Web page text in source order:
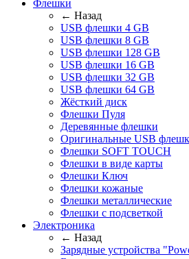
Флешки
← Назад
USB флешки 4 GB
USB флешки 8 GB
USB флешки 128 GB
USB флешки 16 GB
USB флешки 32 GB
USB флешки 64 GB
Жёсткий диск
Флешки Пуля
Деревянные флешки
Оригинальные USB
Флешки SOFT TOUCH
Флешки в виде карты
Флешки Ключ
Флешки кожаные
Флешки металлические
Флешки с подсветкой
Электроника
← Назад
Зарядные устройства